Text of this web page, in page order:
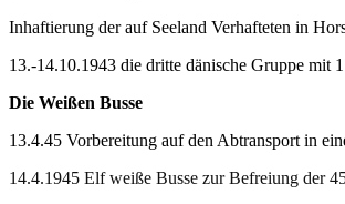
Inhaftierung der auf Seeland Verhafteten in
13.-14.10.1943 die dritte dänische Gruppe mit
Die Weißen Busse
13.4.45 Vorbereitung auf den Abtransport in
14.4.1945 Elf weiße Busse zur Befreiung der